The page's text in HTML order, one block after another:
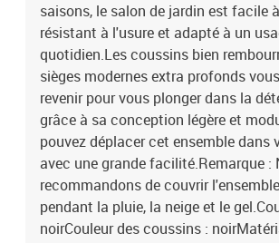
saisons, le salon de jardin est facile
résistant à l'usure et adapté à un
quotidien.Les coussins bien
sièges modernes extra profonds
revenir pour vous plonger dans la
grâce à sa conception légère et
pouvez déplacer cet ensemble dans
avec une grande facilité.Remarque :
recommandons de couvrir
pendant la pluie, la neige et le
noirCouleur des coussins :